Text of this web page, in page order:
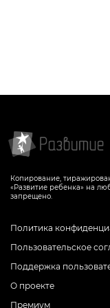
Копирование,
«Развитие ребенка» на
запрещено.
Политика
Пользовательское
Поддержка
О проекте
Премиум